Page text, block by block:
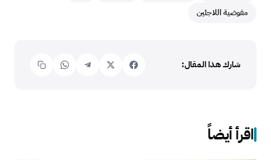
مفوضية اللاجئين
شارك هذا المقال:
اقرأ أيضاً